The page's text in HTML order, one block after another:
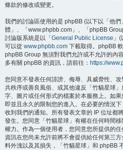
條款的修改或變更。
我們的討論區使用的是 phpBB (以下以「他
體」、「www.phpbb.com」、「phpBB
討論版系統是以「 General Public License 」
可以從 www.phpbb.com 下載取得。phpBB
phpBB Group 無須對我們允許或不允許的內
多有關 phpBB 的資訊，請前往： https://
您同意不發表任何誹謗、侮辱、具威脅性、
共秩序或善良風俗、或其他違反「竹貓星球
字、圖片或任何形式的檔案於本服務上。如
即並且永久的限制您的進入。在必要的情況
收到我們的通知。所有發表文章的 IP 位址都
發生。您同意「竹貓星球」有權在任何時間
權力。作為一個使用者，您同意您所提供的
資訊在您尚未允許前將不會提供給任何第三
料外洩以及其損失，「竹貓星球」和 phpBB